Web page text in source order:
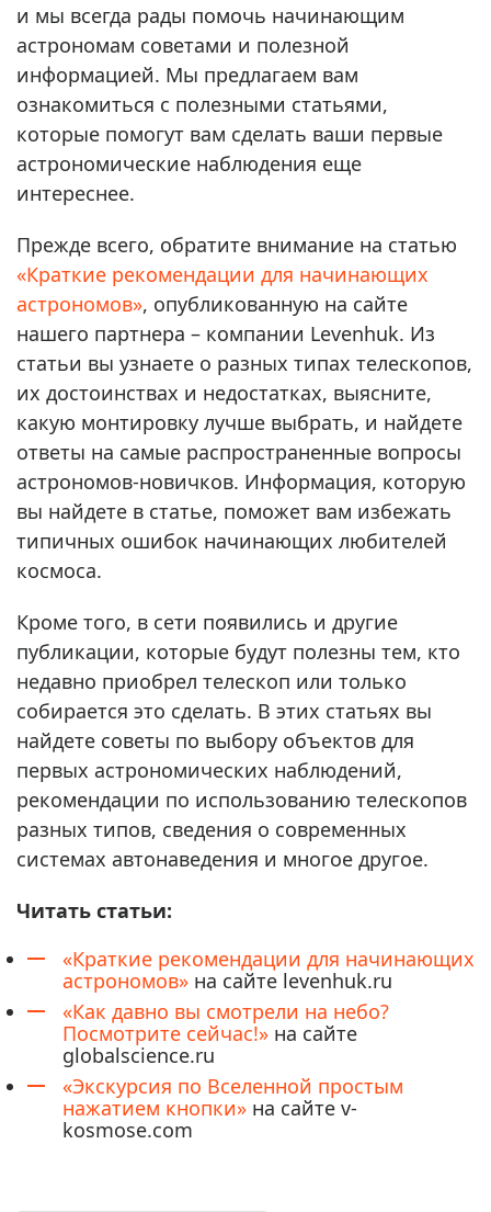
и мы всегда рады помочь начинающим
астрономам советами и полезной
информацией. Мы предлагаем вам
ознакомиться с полезными статьями,
которые помогут вам сделать ваши первые
астрономические наблюдения еще
интереснее.
Прежде всего, обратите внимание на статью
«Краткие рекомендации для начинающих
астрономов», опубликованную на сайте
нашего партнера – компании Levenhuk. Из
статьи вы узнаете о разных типах телескопов,
их достоинствах и недостатках, выясните,
какую монтировку лучше выбрать, и найдете
ответы на самые распространенные вопросы
астрономов-новичков. Информация, которую
вы найдете в статье, поможет вам избежать
типичных ошибок начинающих любителей
космоса.
Кроме того, в сети появились и другие
публикации, которые будут полезны тем, кто
недавно приобрел телескоп или только
собирается это сделать. В этих статьях вы
найдете советы по выбору объектов для
первых астрономических наблюдений,
рекомендации по использованию телескопов
разных типов, сведения о современных
системах автонаведения и многое другое.
Читать статьи:
«Краткие рекомендации для начинающих
астрономов» на сайте levenhuk.ru
«Как давно вы смотрели на небо?
Посмотрите сейчас!» на сайте
globalscience.ru
«Экскурсия по Вселенной простым
нажатием кнопки» на сайте v-
kosmose.com